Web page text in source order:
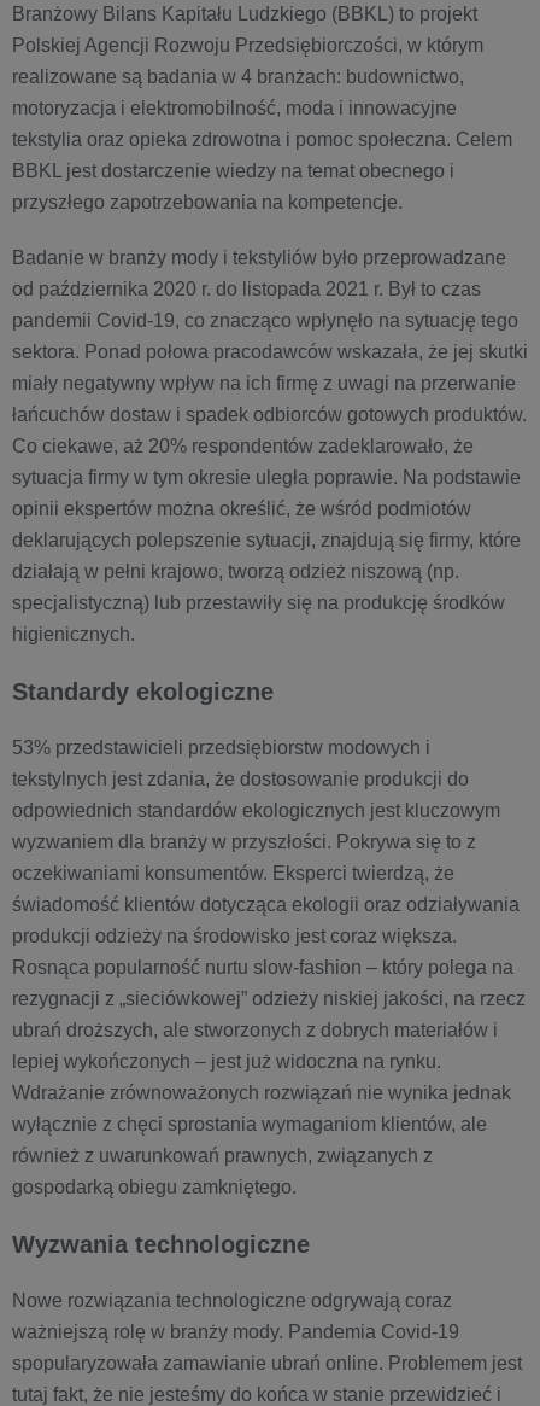
Branżowy Bilans Kapitału Ludzkiego (BBKL) to projekt
Polskiej Agencji Rozwoju Przedsiębiorczości, w którym
realizowane są badania w 4 branżach: budownictwo,
motoryzacja i elektromobilność, moda i innowacyjne
tekstylia oraz opieka zdrowotna i pomoc społeczna. Celem
BBKL jest dostarczenie wiedzy na temat obecnego i
przyszłego zapotrzebowania na kompetencje.
Badanie w branży mody i tekstyliów było przeprowadzane
od października 2020 r. do listopada 2021 r. Był to czas
pandemii Covid-19, co znacząco wpłynęło na sytuację tego
sektora. Ponad połowa pracodawców wskazała, że jej skutki
miały negatywny wpływ na ich firmę z uwagi na przerwanie
łańcuchów dostaw i spadek odbiorców gotowych produktów.
Co ciekawe, aż 20% respondentów zadeklarowało, że
sytuacja firmy w tym okresie uległa poprawie. Na podstawie
opinii ekspertów można określić, że wśród podmiotów
deklarujących polepszenie sytuacji, znajdują się firmy, które
działają w pełni krajowo, tworzą odzież niszową (np.
specjalistyczną) lub przestawiły się na produkcję środków
higienicznych.
Standardy ekologiczne
53% przedstawicieli przedsiębiorstw modowych i
tekstylnych jest zdania, że dostosowanie produkcji do
odpowiednich standardów ekologicznych jest kluczowym
wyzwaniem dla branży w przyszłości. Pokrywa się to z
oczekiwaniami konsumentów. Eksperci twierdzą, że
świadomość klientów dotycząca ekologii oraz odziaływania
produkcji odzieży na środowisko jest coraz większa.
Rosnąca popularność nurtu slow-fashion – który polega na
rezygnacji z „sieciówkowej” odzieży niskiej jakości, na rzecz
ubrań droższych, ale stworzonych z dobrych materiałów i
lepiej wykończonych – jest już widoczna na rynku.
Wdrażanie zrównoważonych rozwiązań nie wynika jednak
wyłącznie z chęci sprostania wymaganiom klientów, ale
również z uwarunkowań prawnych, związanych z
gospodarką obiegu zamkniętego.
Wyzwania technologiczne
Nowe rozwiązania technologiczne odgrywają coraz
ważniejszą rolę w branży mody. Pandemia Covid-19
spopularyzowała zamawianie ubrań online. Problemem jest
tutaj fakt, że nie jesteśmy do końca w stanie przewidzieć i